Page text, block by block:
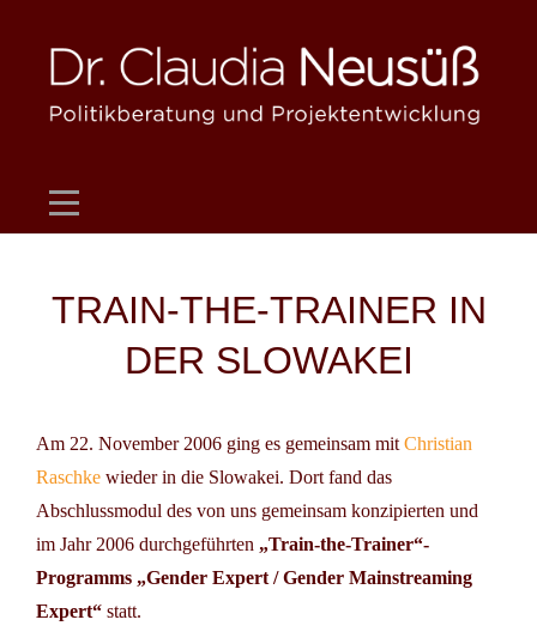
content
TRAIN-THE-TRAINER IN
DER SLOWAKEI
Am 22. November 2006 ging es gemeinsam mit Christian
Raschke wieder in die Slowakei. Dort fand das
Abschlussmodul des von uns gemeinsam konzipierten und
im Jahr 2006 durchgeführten „Train-the-Trainer“-
Programms „Gender Expert / Gender Mainstreaming
Expert“ statt.
Beitragsnavigation